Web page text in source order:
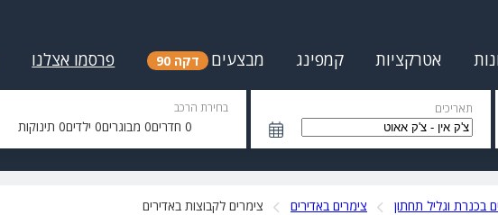
אטרקציות קמפינג מבצעים דקה 90 פרסמו אצלנו
תאריכים בחירת הרכב
0חדרים0מבוגרים0ילדים0תינוקות
בכנרת וגליל תחתון צימרים באדירים צימרים לקבוצות באדירים